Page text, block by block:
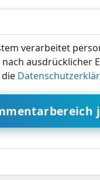
verarbeitet
ausdrücklicher